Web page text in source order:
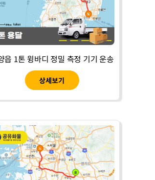
읍 1톤 윙바디 정밀 측정 기기 운송
상세보기